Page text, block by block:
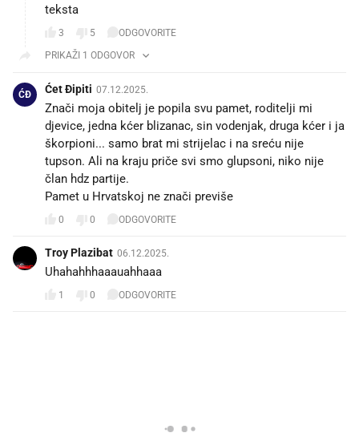
teksta
3 5
ODGOVORITE
PRIKAŽI 1 ODGOVOR
ĆĐ Ćet Đipiti 07.12.2025.
Znači moja obitelj je popila svu pamet, roditelji mi
djevice, jedna kćer blizanac, sin vodenjak, druga kćer i ja
škorpioni... samo brat mi strijelac i na sreću nije
tupson. Ali na kraju priče svi smo glupsoni, niko nije
član hdz partije.
Pamet u Hrvatskoj ne znači previše
0 0 ODGOVORITE
Troy Plazibat 06.12.2025.
Uhahahhhaaauahhaaa
1 0 ODGOVORITE